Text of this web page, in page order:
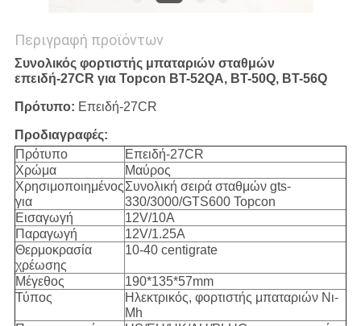
Περιγραφή προϊόντων
Συνολικός φορτιστής μπαταριών σταθμών
επειδή-27CR για Topcon BT-52QA, BT-50Q, BT-56Q
Πρότυπο: Επειδή-27CR
Προδιαγραφές:
Πρότυπο
Επειδή-27CR
Χρώμα
Μαύρος
Χρησιμοποιημένος
για
Συνολική σειρά σταθμών gts-
330/3000/GTS600 Topcon
Εισαγωγή
12V/10A
Παραγωγή
12V/1.25A
Θερμοκρασία
χρέωσης
10-40 centigrate
Μέγεθος
190*135*57mm
Τύπος
Ηλεκτρικός, φορτιστής μπαταριών Νι-
Mh